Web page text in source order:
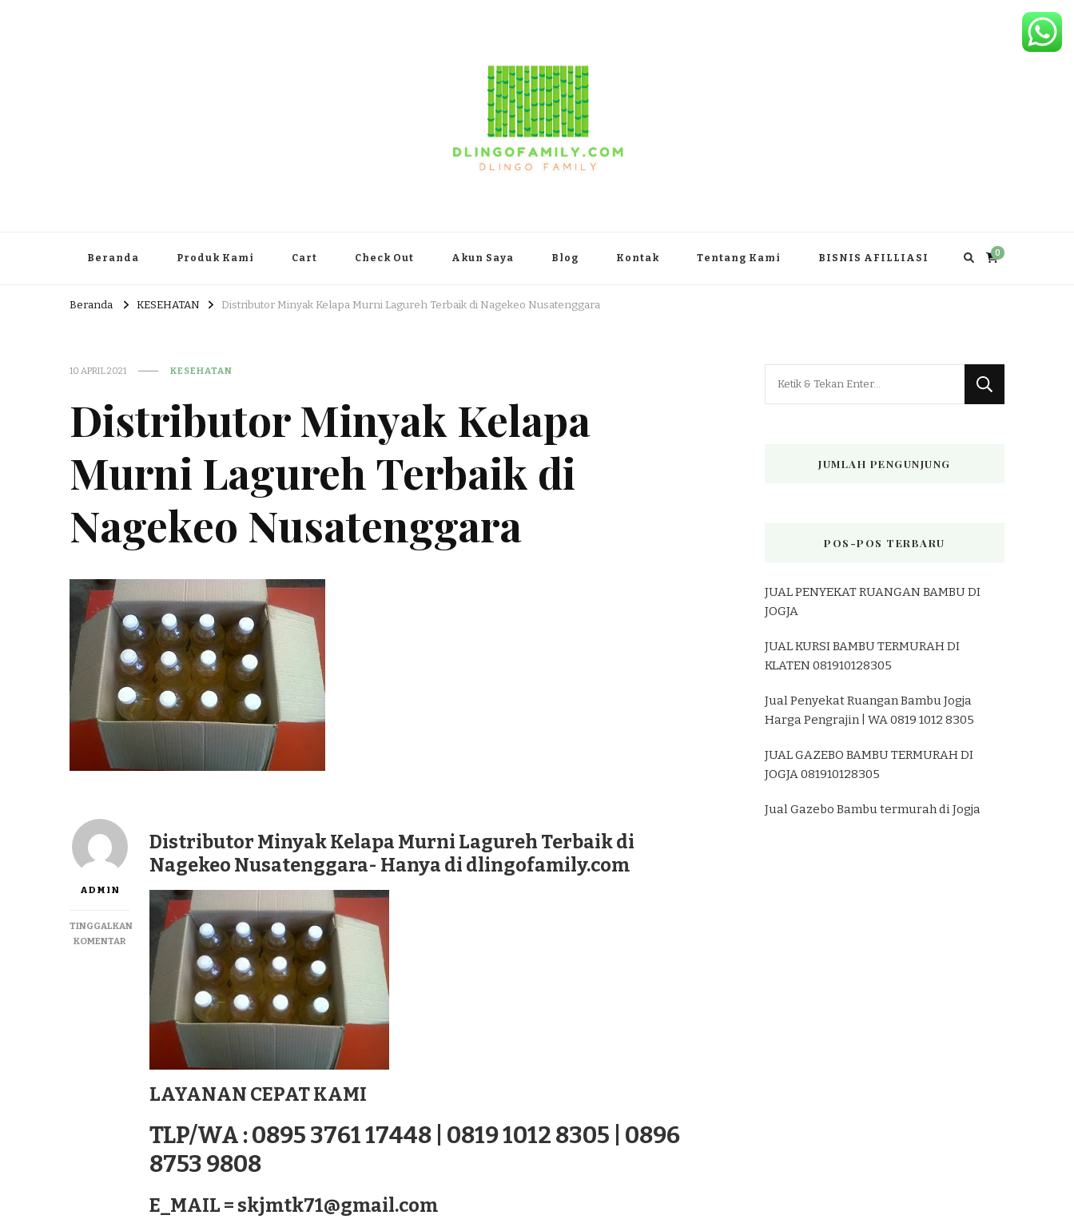
Beranda Produk Kami Cart Check Out Akun Saya Blog Kontak Tentang Kami BISNIS AFILLIASI 0
Beranda KESEHATAN Distributor Minyak Kelapa Murni Lagureh Terbaik di Nagekeo Nusatenggara
10 APRIL 2021 KESEHATAN
Distributor Minyak Kelapa
Murni Lagureh Terbaik di
Nagekeo Nusatenggara
ADMIN
TINGGALKAN
KOMENTARPADA
DISTRIBUTOR
MINYAK
KELAPA
MURNI
Distributor Minyak Kelapa Murni Lagureh Terbaik di
Nagekeo Nusatenggara- Hanya di dlingofamily.com
LAYANAN CEPAT KAMI
TLP/WA : 0895 3761 17448 | 0819 1012 8305 | 0896
8753 9808
E_MAIL = skjmtk71@gmail.com
JUMLAH PENGUNJUNG
POS-POS TERBARU
JUAL PENYEKAT RUANGAN BAMBU DI
JOGJA
JUAL KURSI BAMBU TERMURAH DI
KLATEN 081910128305
Jual Penyekat Ruangan Bambu Jogja
Harga Pengrajin | WA 0819 1012 8305
JUAL GAZEBO BAMBU TERMURAH DI
JOGJA 081910128305
Jual Gazebo Bambu termurah di Jogja